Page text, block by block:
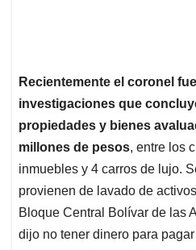
Recientemente el coronel
investigaciones que
propiedades y bienes
millones de pesos, entre los
inmuebles y 4 carros de lujo.
provienen de lavado de
Bloque Central Bolívar de las
dijo no tener dinero para